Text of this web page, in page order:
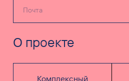
О проекте
Комплексный